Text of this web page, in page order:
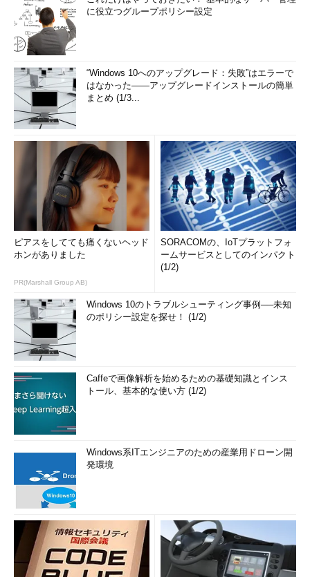
に役立つグループポリシー設定
“Windows 10へのアップグレード：失敗”はエラーで
はなかった――アップグレードインストールの簡単
まとめ (1/3...
ピアスをしてても痛くないヘッド
ホンがありました
PR(Marshall Group AB)
SORACOMの、IoTプラットフォ
ームサービスとしてのインパクト
(1/2)
Windows 10のトラブルシューティング事例──未知
のポリシー設定を探せ！ (1/2)
Caffeで画像解析を始めるための基礎知識とインス
トール、基本的な使い方 (1/2)
Windows系ITエンジニアのための産業用ドローン開
発環境